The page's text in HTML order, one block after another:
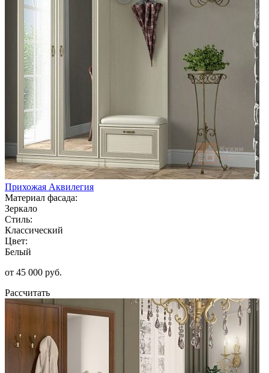
Прихожая Аквилегия
Материал фасада:
Зеркало
Стиль:
Классический
Цвет:
Белый
от 45 000 руб.
Рассчитать